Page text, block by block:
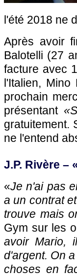
l'été 2018 ne
Après avoir
Balotelli (27
facture avec
l'Italien,
prochain
présentant
gratuitement.
ne l'entend
J.P. Rivère –
«Je n'ai pas
a un contrat
trouve mais
Gym sur les
avoir Mario,
d'argent. On
choses en